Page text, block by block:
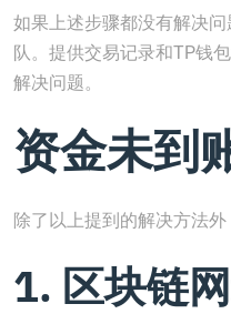
如果上述步骤都没有解决
队。提供交易记录和TP钱
解决问题。
资金未到
除了以上提到的解决方法
1. 区块链